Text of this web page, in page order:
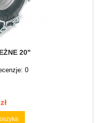
20"
0